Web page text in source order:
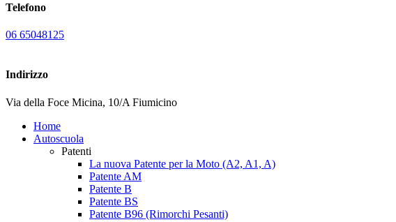
Telefono
06 65048125
Indirizzo
Via della Foce Micina, 10/A Fiumicino
Home
Autoscuola
Patenti
La nuova Patente per la Moto (A2, A1, A)
Patente AM
Patente B
Patente BS
Patente B96 (Rimorchi Pesanti)